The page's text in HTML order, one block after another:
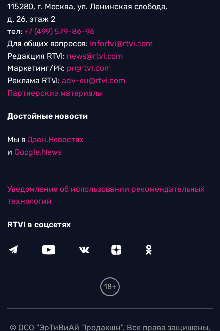
115280, г. Москва, ул. Ленинская слобода,
д. 26, этаж 2
тел: +7 (499) 579-86-96
Для общих вопросов: Infortvi@rtvi.com
Редакция RTVI: news@rtvi.com
Маркетинг/PR: pr@rtvi.com
Реклама RTVI: adv-eu@rtvi.com
Партнерские материалы
Достойные новости
Мы в Дзен.Новостях
и Google.News
Уведомление об использовании рекомендательных
технологий
RTVI в соцсетях
18+
© ООО "ЭрТиВиАй Продакшн". Все права защищены.